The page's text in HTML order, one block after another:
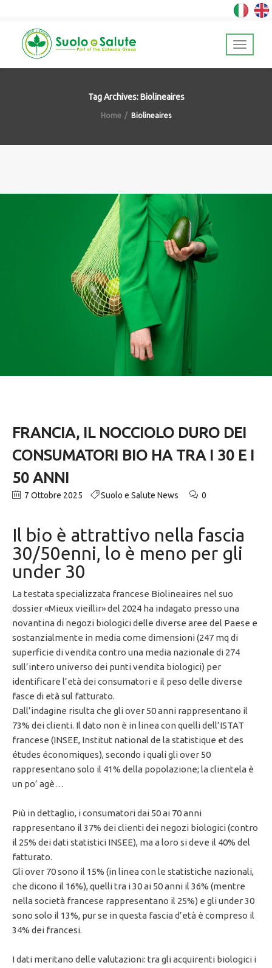
Tag Archives: Biolineaires
Home Biolineaires
FRANCIA, IL NOCCIOLO DURO DEI
CONSUMATORI BIO HA TRA I 30 E I
50 ANNI
7 Ottobre 2025 Suolo e Salute News 0
Il bio è attrattivo nella fascia
30/50enni, lo è meno per gli
under 30
La testata specializzata francese Biolineaires nel suo
dossier «Mieux vieillir» del 2024 ha indagato presso una
novantina di negozi biologici delle diverse aree del Paese e
sostanzialmente in media come dimensioni (247 mq di
superficie di vendita contro una media nazionale di 274
sull’intero universo dei punti vendita biologici) per
identificare l’età dei consumatori e il peso delle diverse
fasce di età sul fatturato.
Dall’indagine risulta che gli over 50 anni rappresentano il
73% dei clienti. Il dato non è in linea con quelli dell’ISTAT
francese (INSEE, Institut national de la statistique et des
études économiques), secondo i quali gli over 50
rappresentano solo il 41% della popolazione; la clientela è
un po’ agè…
Più in dettaglio, i consumatori dai 50 ai 70 anni
rappresentano il 37% dei clienti dei negozi biologici (contro
il 25% dei dati statistici INSEE), ma a loro si deve il 40% del
fatturato.
Gli over 70 sono il 15% (in linea con le statistiche nazionali,
che dicono il 16%), quelli tra i 30 ai 50 anni il 36% (mentre
nella società francese rappresentano il 25%) e gli under 30
sono solo il 13%, pur se in questa fascia d’età è compreso il
34% dei francesi.
I dati meritano delle valutazioni: tra gli acquirenti biologici i